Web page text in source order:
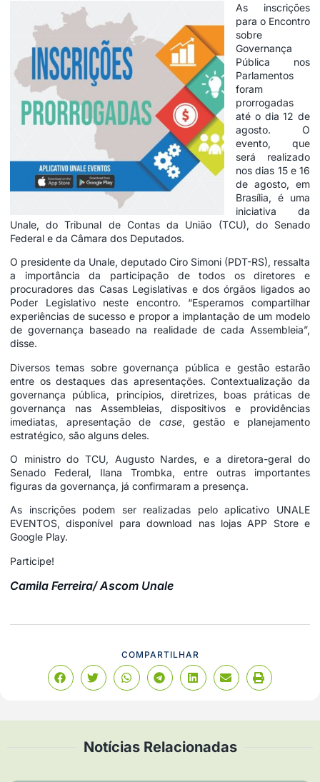
As inscrições
para o Encontro
sobre
Governança
Pública nos
Parlamentos
foram
prorrogadas
até o dia 12 de
agosto. O
evento, que
será realizado
nos dias 15 e 16
de agosto, em
Brasília, é uma
iniciativa da
Unale, do Tribunal de Contas da União (TCU), do Senado
Federal e da Câmara dos Deputados.
O presidente da Unale, deputado Ciro Simoni (PDT-RS), ressalta
a importância da participação de todos os diretores e
procuradores das Casas Legislativas e dos órgãos ligados ao
Poder Legislativo neste encontro. “Esperamos compartilhar
experiências de sucesso e propor a implantação de um modelo
de governança baseado na realidade de cada Assembleia”,
disse.
Diversos temas sobre governança pública e gestão estarão
entre os destaques das apresentações. Contextualização da
governança pública, princípios, diretrizes, boas práticas de
governança nas Assembleias, dispositivos e providências
imediatas, apresentação de case, gestão e planejamento
estratégico, são alguns deles.
O ministro do TCU, Augusto Nardes, e a diretora-geral do
Senado Federal, Ilana Trombka, entre outras importantes
figuras da governança, já confirmaram a presença.
As inscrições podem ser realizadas pelo aplicativo UNALE
EVENTOS, disponível para download nas lojas APP Store e
Google Play.
Participe!
Camila Ferreira/ Ascom Unale
COMPARTILHAR
Notícias Relacionadas